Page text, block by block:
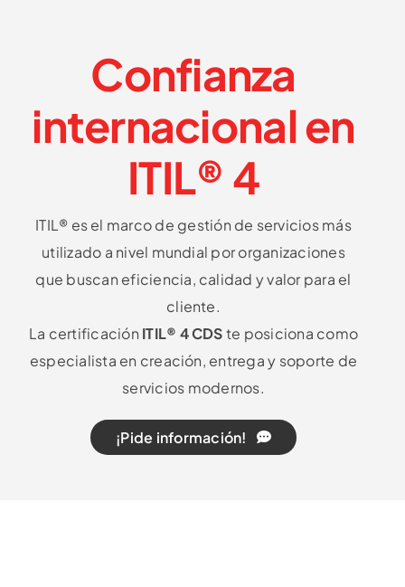
Confianza
internacional en
ITIL® 4
ITIL® es el marco de gestión de servicios más
utilizado a nivel mundial por organizaciones
que buscan eficiencia, calidad y valor para el
cliente.
La certificación ITIL® 4 CDSte posiciona como
especialista en creación, entrega y soporte de
servicios modernos.
¡Pide información!